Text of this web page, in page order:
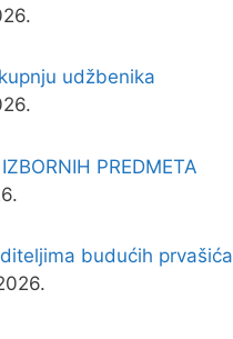
udžbenika
PREDMETA
budućih prvašića